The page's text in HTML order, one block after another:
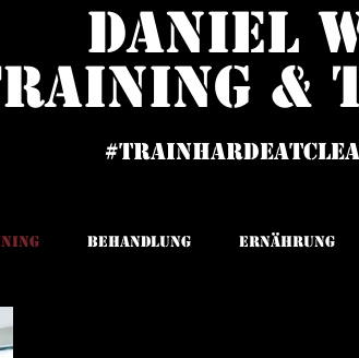
Daniel
&
Behandlung Ernährung